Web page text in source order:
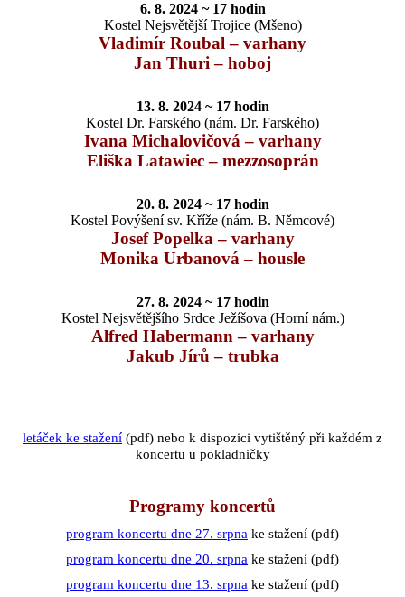
6. 8. 2024 ~ 17 hodin
Kostel Nejsvětější Trojice (Mšeno)
Vladimír Roubal – varhany
Jan Thuri – hoboj
13. 8. 2024 ~ 17 hodin
Kostel Dr. Farského (nám. Dr. Farského)
Ivana Michalovičová – varhany
Eliška Latawiec – mezzosoprán
20. 8. 2024 ~ 17 hodin
Kostel Povýšení sv. Kříže (nám. B. Němcové)
Josef Popelka – varhany
Monika Urbanová – housle
27. 8. 2024 ~ 17 hodin
Kostel Nejsvětějšího Srdce Ježíšova (Horní nám.)
Alfred Habermann – varhany
Jakub Jírů – trubka
letáček ke stažení (pdf) nebo k dispozici vytištěný při každém z
koncertu u pokladničky
Programy koncertů
program koncertu dne 27. srpna ke stažení (pdf)
program koncertu dne 20. srpna ke stažení (pdf)
program koncertu dne 13. srpna ke stažení (pdf)